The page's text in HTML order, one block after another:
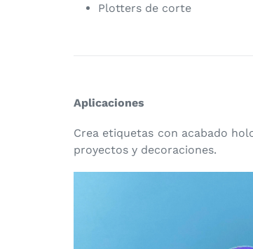
Plotters de corte
Aplicaciones
Crea etiquetas con acabado
proyectos y decoraciones.